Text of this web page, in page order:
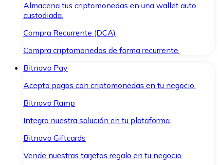
Almacena tus criptomonedas en una wallet auto
custodiada.
Compra Recurrente (DCA)
Compra criptomonedas de forma recurrente.
Bitnovo Pay
Acepta pagos con criptomonedas en tu negocio.
Bitnovo Ramp
Integra nuestra solución en tu plataforma.
Bitnovo Giftcards
Vende nuestras tarjetas regalo en tu negocio.